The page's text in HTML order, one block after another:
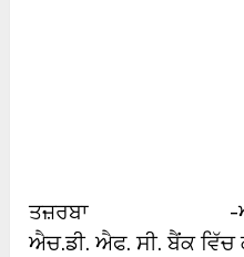
ਤਜ਼ਰਬਾ -ਆਰਜ਼ੀ
ਐਚ.ਡੀ. ਐਫ. ਸੀ. ਬੈਂਕ